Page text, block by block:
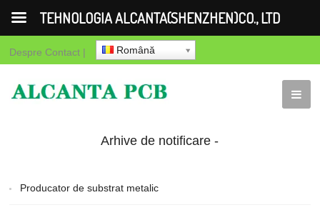
Despre Contact | Română
Arhive de notificare -
Producator de substrat metalic
TEHNOLOGIA ALCANTA(SHENZHEN)CO., LTD